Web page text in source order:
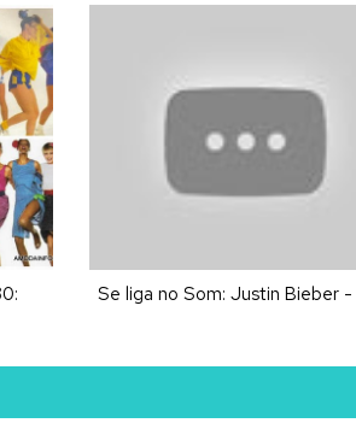
Se liga no Som: Justin Bieber -